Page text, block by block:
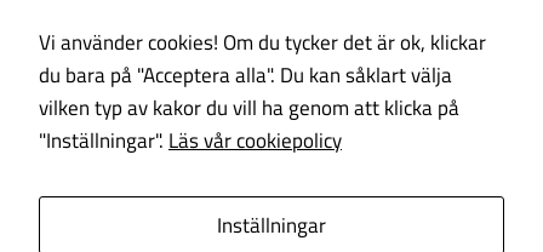
Kontakt
E-post:
info@paab.com
Prenumerera på vårt nyhetsbrev!
Vi använder cookies! Om du tycker det är ok, klickar
du bara på "Acceptera alla". Du kan såklart välja
vilken typ av kakor du vill ha genom att klicka på
"Inställningar". Läs vår cookiepolicy
Inställningar
Upplevelse
För att vår
prestera så
bra som